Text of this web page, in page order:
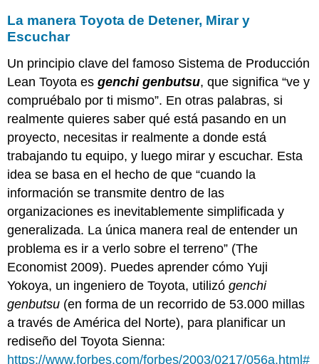
trabajo
rápido
Corregir
curso
o
un
proyecto
Primero,
admite
que
un
problema
El
arte
de
la
toma
de
decisiones
La manera Toyota de Detener, Mirar y
Escuchar
Un principio clave del famoso Sistema de Producción
Lean Toyota esgenchi genbutsu, que significa “ve y
compruébalo por ti mismo”. En otras palabras, si
realmente quieres saber qué está pasando en un
proyecto, necesitas ir realmente a donde está
trabajando tu equipo, y luego mirar y escuchar. Esta
idea se basa en el hecho de que “cuando la
información se transmite dentro de las
organizaciones es inevitablemente simplificada y
generalizada. La única manera real de entender un
problema es ir a verlo sobre el terreno” (The
Economist 2009). Puedes aprender cómo Yuji
Yokoya, un ingeniero de Toyota, utilizógenchi
genbutsu (en forma de un recorrido de 53.000 millas
a través de América del Norte), para planificar un
rediseño del Toyota Sienna:
https://www.forbes.com/forbes/2003/0217/056a.html#